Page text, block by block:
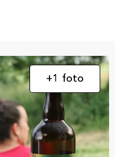
+1 foto